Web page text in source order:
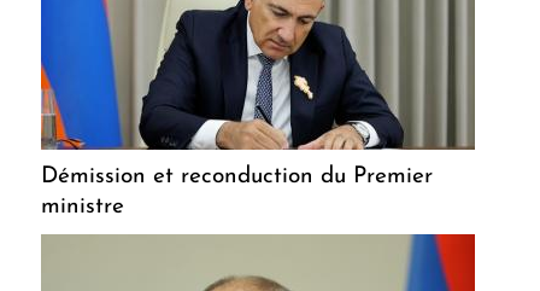
Démission et reconduction du Premier
ministre